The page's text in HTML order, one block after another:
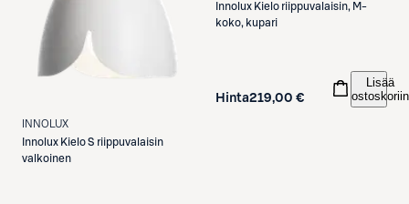
INNOLUX
Innolux Kielo S riippuvalaisin
valkoinen
Innolux Kielo riippuvalaisin, M-
koko, kupari
Hinta219,00 €
Lisää
ostoskoriin